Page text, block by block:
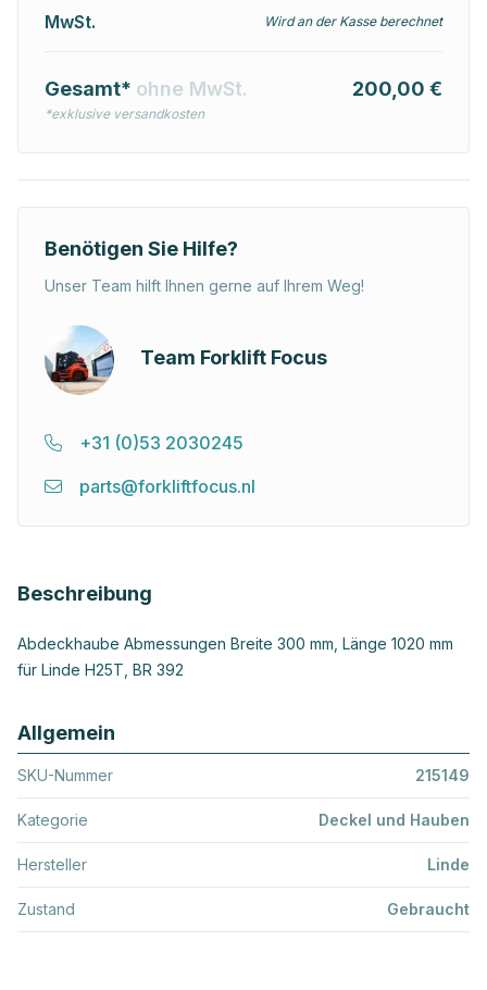
MwSt.
Wird an der Kasse berechnet
Gesamt* ohne MwSt.
*exklusive versandkosten
200,00 €
Benötigen Sie Hilfe?
Unser Team hilft Ihnen gerne auf Ihrem Weg!
Team Forklift Focus
+31 (0)53 2030245
parts@forkliftfocus.nl
Beschreibung
Abdeckhaube Abmessungen Breite 300 mm, Länge 1020 mm
für Linde H25T, BR 392
Allgemein
SKU-Nummer 215149
Kategorie Deckel und Hauben
Hersteller Linde
Zustand Gebraucht